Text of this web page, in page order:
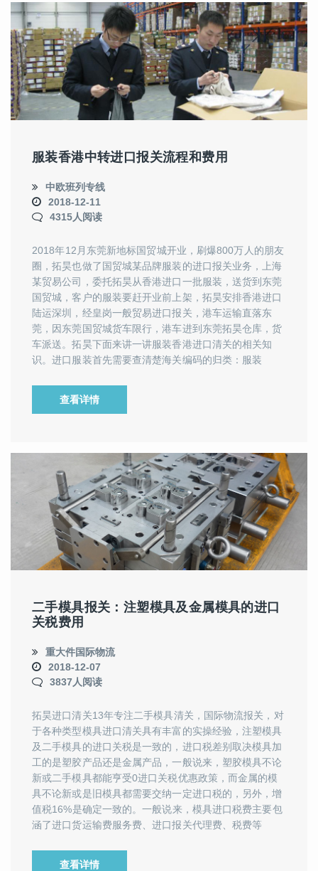
服装香港中转进口报关流程和费用
中欧班列专线
2018-12-11
4315人阅读
2018年12月东莞新地标国贸城开业，刷爆800万人的朋友
圈，拓昊也做了国贸城某品牌服装的进口报关业务，上海
某贸易公司，委托拓昊从香港进口一批服装，送货到东莞
国贸城，客户的服装要赶开业前上架，拓昊安排香港进口
陆运深圳，经皇岗一般贸易进口报关，港车运输直落东
莞，因东莞国贸城货车限行，港车进到东莞拓昊仓库，货
车派送。拓昊下面来讲一讲服装香港进口清关的相关知
识。进口服装首先需要查清楚海关编码的归类：服装
查看详情
二手模具报关：注塑模具及金属模具的进口
关税费用
重大件国际物流
2018-12-07
3837人阅读
拓昊进口清关13年专注二手模具清关，国际物流报关，对
于各种类型模具进口清关具有丰富的实操经验，注塑模具
及二手模具的进口关税是一致的，进口税差别取决模具加
工的是塑胶产品还是金属产品，一般说来，塑胶模具不论
新或二手模具都能亨受0进口关税优惠政策，而金属的模
具不论新或是旧模具都需要交纳一定进口税的，另外，增
值税16%是确定一致的。一般说来，模具进口税费主要包
涵了进口货运输费服务费、进口报关代理费、税费等
查看详情